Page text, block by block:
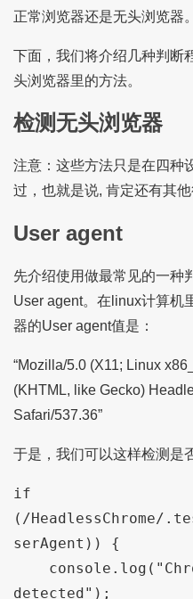
正常浏览器还是无头浏览器。
下面，我们将介绍几种判断
头浏览器里的方法。
检测无头浏览器
注意：这些方法只是在四种
过，也就是说, 肯定还有其
User agent
先介绍使用做最常见的一种
User agent。在linux计算机
器的User agent值是：
“Mozilla/5.0 (X11; Linux
(KHTML, like Gecko)
Safari/537.36”
于是，我们可以这样检测是
if
(/HeadlessChrome/
serAgent)) {
detected");